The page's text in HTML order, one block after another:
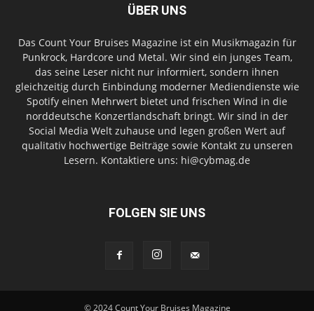
ÜBER UNS
Das Count Your Bruises Magazine ist ein Musikmagazin für
Punkrock, Hardcore und Metal. Wir sind ein junges Team,
das seine Leser nicht nur informiert, sondern ihnen
gleichzeitig durch Einbindung moderner Mediendienste wie
Spotify einen Mehrwert bietet und frischen Wind in die
norddeutsche Konzertlandschaft bringt. Wir sind in der
Social Media Welt zuhause und legen großen Wert auf
qualitativ hochwertige Beiträge sowie Kontakt zu unseren
Lesern. Kontaktiere uns: hi@cybmag.de
FOLGEN SIE UNS
© 2024 Count Your Bruises Magazine